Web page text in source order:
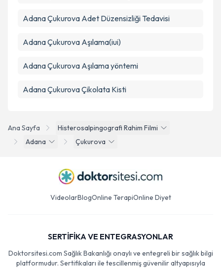
Ana Sayfa
Histerosalpingografi Rahim Filmi
Adana
Çukurova
Adana Çukurova Adet Düzensizliği Tedavisi
Adana Çukurova Aşılama(iui)
Adana Çukurova Aşılama yöntemi
Adana Çukurova Çikolata Kisti
VideolarBlogOnline TerapiOnline Diyet
SERTİFİKA VE ENTEGRASYONLAR
Doktorsitesi.com Sağlık Bakanlığı onaylı ve entegreli bir sağlık bilgi
platformudur. Sertifikaları ile tescillenmiş güvenilir altyapısıyla